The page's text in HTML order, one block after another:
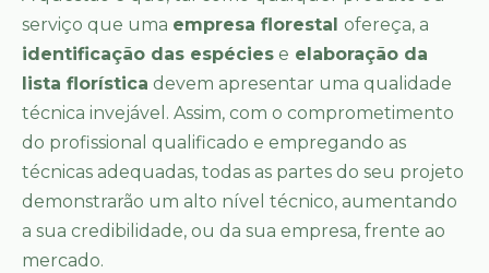
serviço que uma empresa florestal ofereça, a
identificação das espécies e elaboração da
lista florística devem apresentar uma qualidade
técnica invejável. Assim, com o comprometimento
do profissional qualificado e empregando as
técnicas adequadas, todas as partes do seu projeto
demonstrarão um alto nível técnico, aumentando
a sua credibilidade, ou da sua empresa, frente ao
mercado.